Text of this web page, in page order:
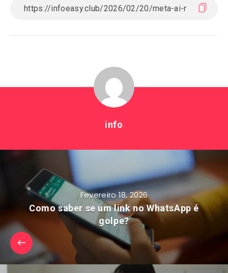
info
Fevereiro 18, 2026
Como saber se um link no WhatsApp é
golpe?